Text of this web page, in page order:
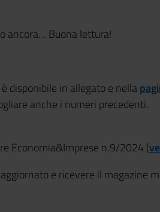
ancora… Buona lettura!
disponibile in allegato e nella
anche i numeri precedenti.
Economia&Imprese n.9/2024 (
e ricevere il magazine